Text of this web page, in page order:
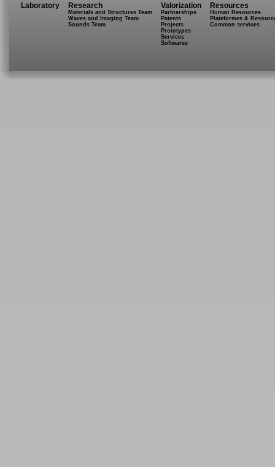
Laboratory Research
Materials and Structures Team
Waves and Imaging Team
Sounds Team
Valorization
Partnerships
Patents
Projects
Prototypes
Services
Softwares
Resources
Human Resources
Plateformes &
Common services